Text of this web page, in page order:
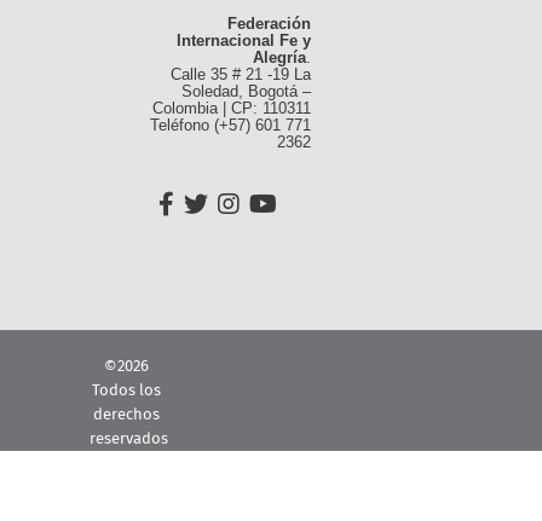
Federación
Internacional Fe y
Alegría.
Calle 35 # 21 -19 La
Soledad, Bogotá –
Colombia | CP: 110311
Teléfono (+57) 601 771
2362
©2026
Todos los
derechos
reservados